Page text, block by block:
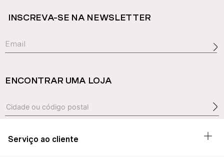
INSCREVA-SE NA NEWSLETTER
ENCONTRAR UMA LOJA
Serviço ao cliente